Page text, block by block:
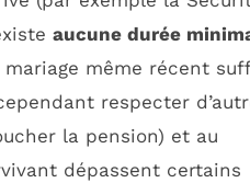
aucune durée
mariage même récent
respecter
la pension) et au
dépassent certains